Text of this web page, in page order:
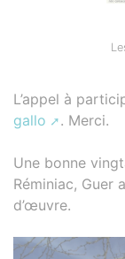
L’appel à
gallo
. Merci.
Une bonne
Réminiac, Guer
d’œuvre.